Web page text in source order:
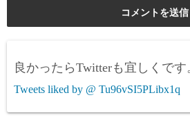
良かったらTwitterも宜しくです
Tweets liked by @ Tu96vSI5PLibx1q